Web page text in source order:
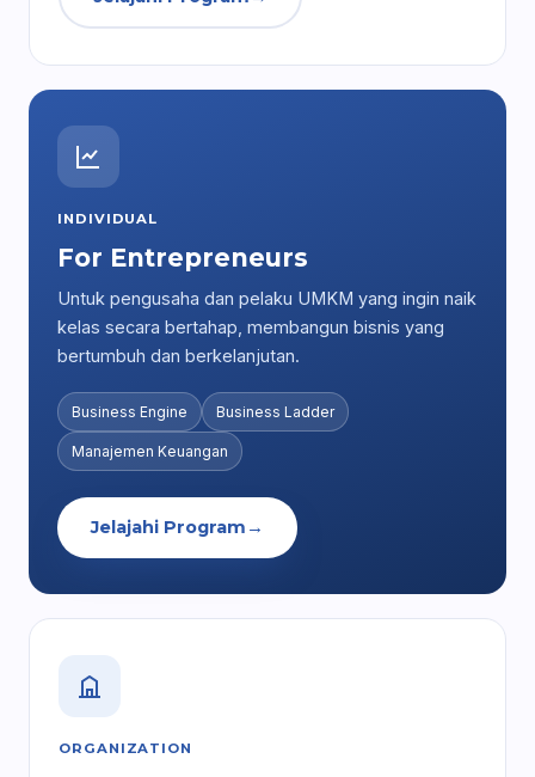
INDIVIDUAL
For Entrepreneurs
Untuk pengusaha dan pelaku UMKM yang ingin naik
kelas secara bertahap, membangun bisnis yang
bertumbuh dan berkelanjutan.
Business Engine Business Ladder
Manajemen Keuangan
Jelajahi Program →
ORGANIZATION